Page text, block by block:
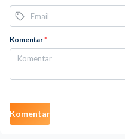
Komentar*
Komentar